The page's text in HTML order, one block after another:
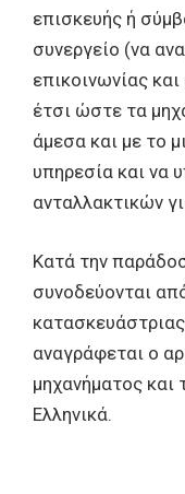
επισκευής ή
συνεργείο (να
επικοινωνίας
έτσι ώστε τα
άμεσα και με το
υπηρεσία και να
ανταλλακτικών
Κατά την
συνοδεύονται
αναγράφεται ο
μηχανήματος και
Ελληνικά.